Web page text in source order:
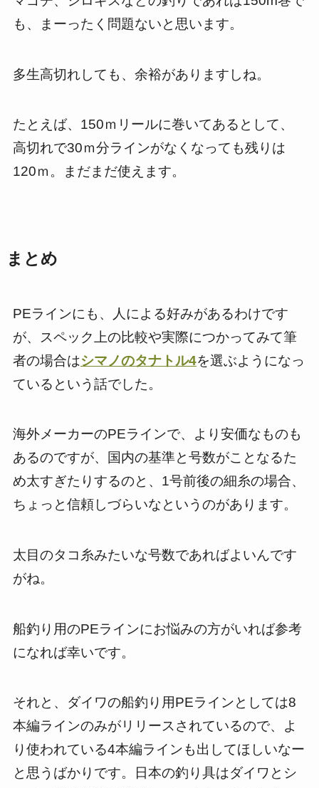
も、まーったく問題ないと思います。
多生高切れしても、余裕がありますしね。
たとえば、150ｍリールに巻いてあるとして、
高切れで30ｍ分ラインがなくなっても残りは
120ｍ。まだまだ使えます。
まとめ
PEラインにも、人による好みがあるわけです
が、スペック上の比較や実際につかってみて筆
者の場合はシマノのタナトル4を選ぶようになっ
ているという話でした。
海外メーカーのPEラインで、より安価なものも
あるのですが、国内の基準と号数がことなるた
め太すぎたりするのと、1号前後の細糸の場合、
ちょっと信頼しづらいなというのがあります。
太目のタコ糸みたいな号数であればよいんです
がね。
船釣り用のPEラインにお悩みの方がいれば参考
になれば幸いです。
それと、ダイワの船釣り用PEラインとしては8
本編ラインのみがリリースされているので、よ
り使われている4本編ラインも出してほしいなー
と思うばかりです。日本の釣り具はダイワとシ